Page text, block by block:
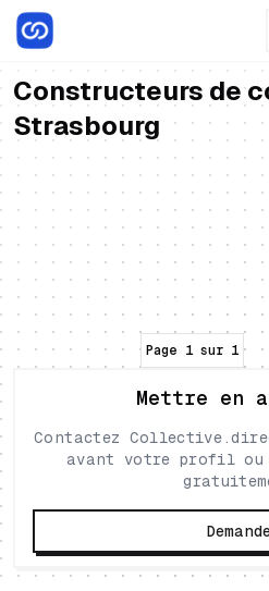
Constructeurs de
Strasbourg
Noémie Kempf
Experte en storytelling &
Communauté
Storytelling
Page 1 sur 1
Mettre en
Contactez
avant votre profil ou